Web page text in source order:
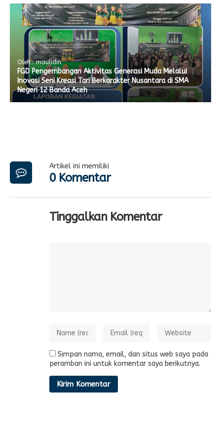
Oleh : maulidin
FGD Pengembangan Aktivitas Generasi Muda Melalui
Inovasi Seni Kreasi Tari Berkarakter Nusantara di SMA
Negeri 12 Banda Aceh
Artikel ini memiliki
0 Komentar
Tinggalkan Komentar
Simpan nama, email, dan situs web saya pada
peramban ini untuk komentar saya berikutnya.